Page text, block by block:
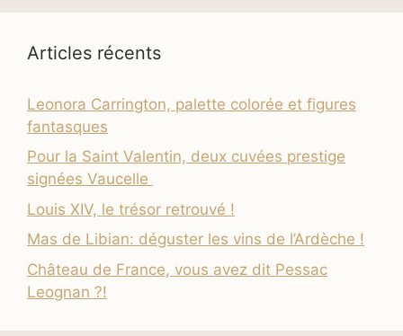
Articles récents
Leonora Carrington, palette colorée et figures
fantasques
Pour la Saint Valentin, deux cuvées prestige
signées Vaucelle
Louis XIV, le trésor retrouvé !
Mas de Libian: déguster les vins de l’Ardèche !
Château de France, vous avez dit Pessac
Leognan ?!